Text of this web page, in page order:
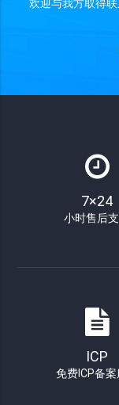
欢迎与我方取得
7×24
小时售后
ICP
免费ICP备案